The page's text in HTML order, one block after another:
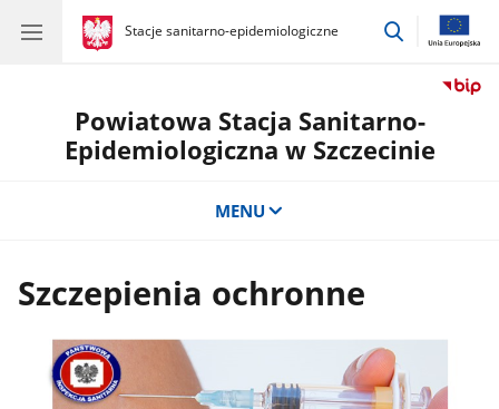
gov.pl
Stacje sanitarno-epidemiologiczne
gov.pl
Stacje
przejdź
Powiatowa Stacja Sanitarno-
Epidemiologiczna w Szczecinie
MENU
Szczepienia ochronne